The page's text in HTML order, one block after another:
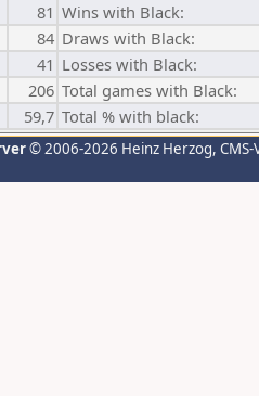
81 Wins with Black:
84 Draws with Black:
41 Losses with Black:
206 Total games with Black:
59,7 Total % with black:
© 2006-2026 Heinz Herzog,